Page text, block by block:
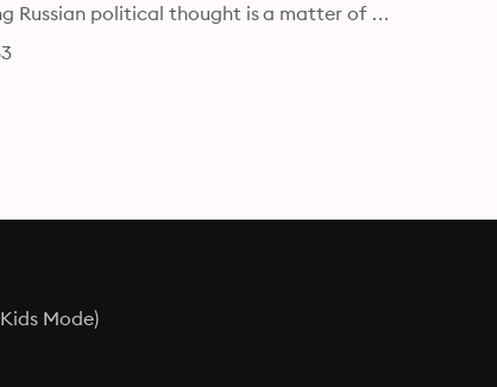
Russian political thought is a matter of
Mode)